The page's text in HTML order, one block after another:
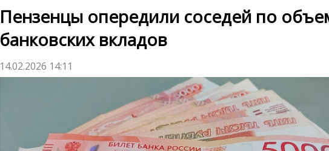
Пензенцы опередили соседей по
банковских вкладов
14.02.2026 14:11